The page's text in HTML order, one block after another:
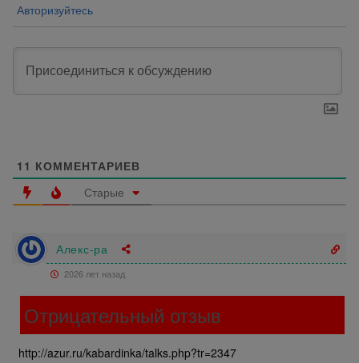
Авторизуйтесь
11 КОММЕНТАРИЕВ
Старые
Алекс-ра
2026 лет назад
Отрицательный отзыв
http://azur.ru/kabardinka/talks.php?tr=2347